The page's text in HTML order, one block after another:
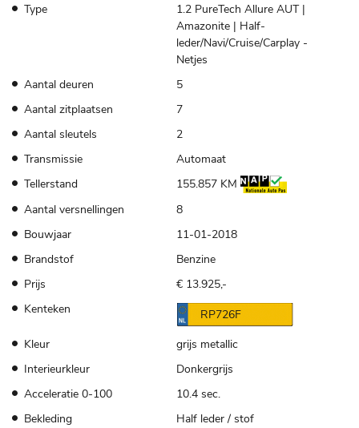
Type
1.2 PureTech Allure AUT |
Amazonite | Half-
leder/Navi/Cruise/Carplay -
Netjes
Aantal deuren
5
Aantal zitplaatsen
7
Aantal sleutels
2
Transmissie
Automaat
Tellerstand
155.857 KM
Aantal versnellingen
8
Bouwjaar
11-01-2018
Brandstof
Benzine
Prijs
€ 13.925,-
Kenteken
RP726F
Kleur
grijs metallic
Interieurkleur
Donkergrijs
Acceleratie 0-100
10.4 sec.
Bekleding
Half leder / stof